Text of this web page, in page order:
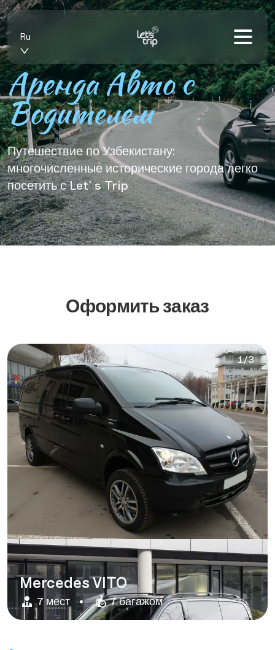
Ru
Аренда Авто c
Водителем
Путешествие по Узбекистану:
многочисленные исторические города легко
посетить с Let` s Trip
Оформить заказ
1/3
Mercedes VITO
7 мест 7 багажом